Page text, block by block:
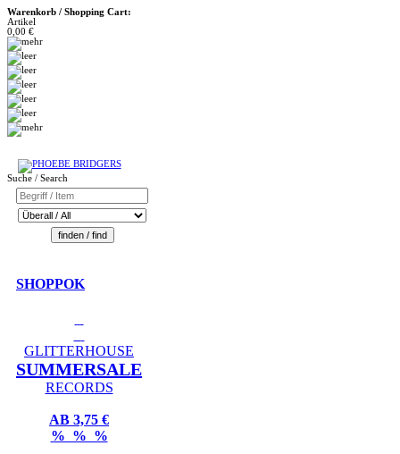
Warenkorb / Shopping Cart:
Artikel
0,00 €
Suche / Search
SHOPPOK
GLITTERHOUSE
SUMMERSALE
RECORDS
AB 3,75 €
% % %